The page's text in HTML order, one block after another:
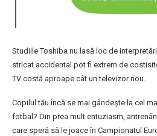
Studiile Toshiba nu lasă loc de
stricat accidental pot fi extrem de
TV costă aproape cât un televizor nou.
Copilul tău încă se mai gândeşte la cel
fotbal? Din prea mult entuziasm,
care speră să le joace în Campionatul